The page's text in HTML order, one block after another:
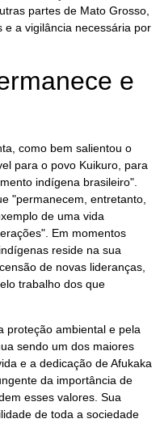
partes de Mato Grosso,
e a vigilância necessária por
e
como bem salientou o
para o povo Kuikuro, para
indígena brasileiro".
"permanecem, entretanto,
de uma vida
Em momentos
reside na sua
de novas lideranças,
trabalho dos que
proteção ambiental e pela
sendo um dos maiores
e a dedicação de Afukaka
da importância de
esses valores. Sua
de toda a sociedade